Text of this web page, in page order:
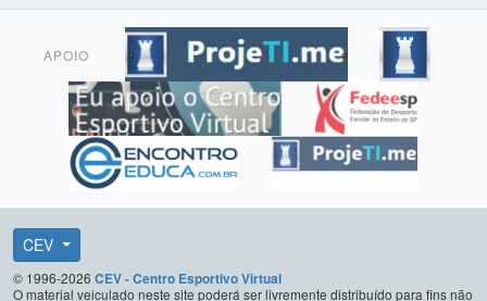
APOIO
CEV
© 1996-2026 CEV - Centro Esportivo Virtual
O material veiculado neste site poderá ser livremente distribuído para fins não